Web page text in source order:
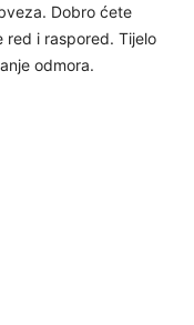
Dobro ćete
i raspored. Tijelo
odmora.